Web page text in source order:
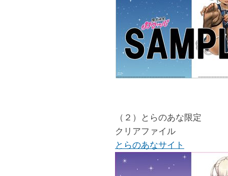
（２）とらのあな限定
クリアファイル
とらのあなサイト